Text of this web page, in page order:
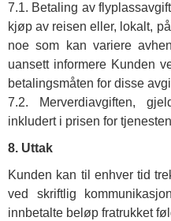
7.1. Betaling av
kjøp av reisen eller, lokalt,
noe som kan variere
uansett informere Kunden
betalingsmåten for disse
7.2. Merverdiavgiften,
inkludert i prisen for
8. Uttak
Kunden kan til enhver tid
ved skriftlig
innbetalte beløp fratrukket